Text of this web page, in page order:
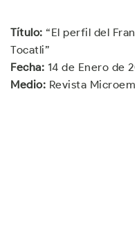
Título: “El perfil del
Tocatli”
Fecha: 14 de Enero de
Medio: Revista